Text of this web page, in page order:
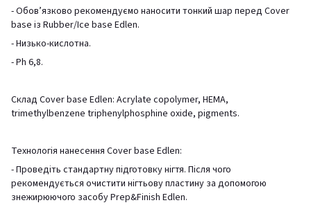
- Обов’язково рекомендуємо наносити тонкий шар перед Cover
base із Rubber/Ice base Edlen.
- Низько-кислотна.
- Ph 6,8.
Склад Cover base Edlen: Acrylate copolymer, HEMA,
trimethylbenzene triphenylphosphine oxide, pigments.
Технологія нанесення Cover base Edlen:
- Проведіть стандартну підготовку нігтя. Після чого
рекомендується очистити нігтьову пластину за допомогою
знежирюючого засобу Prep&Finish Edlen.